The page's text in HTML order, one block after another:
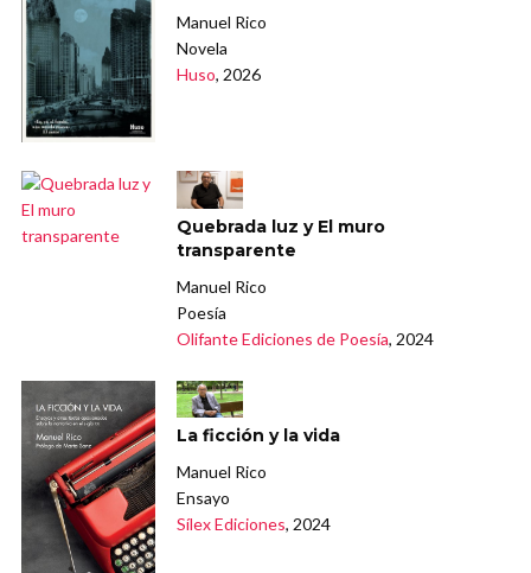
Manuel Rico
Novela
Huso, 2026
Quebrada luz y El muro
transparente
Manuel Rico
Poesía
Olifante Ediciones de Poesía, 2024
La ficción y la vida
Manuel Rico
Ensayo
Sílex Ediciones, 2024